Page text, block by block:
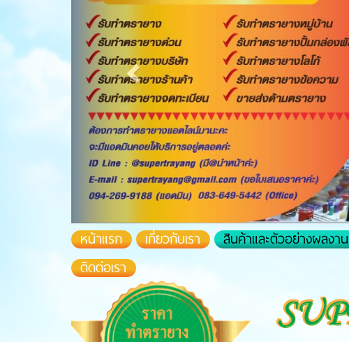
หน้าแรก(current)เกี่ยวกับเรา สินค้าและตัวอย่างผลงาน
ติดต่อเรา